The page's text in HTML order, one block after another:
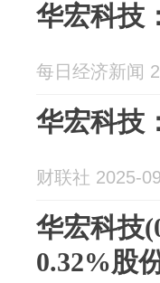
华宏科技
每日经济新闻
华宏科技
财联社 2025-
华宏科技
0.32%股